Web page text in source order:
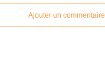
Ajouter un commentaire